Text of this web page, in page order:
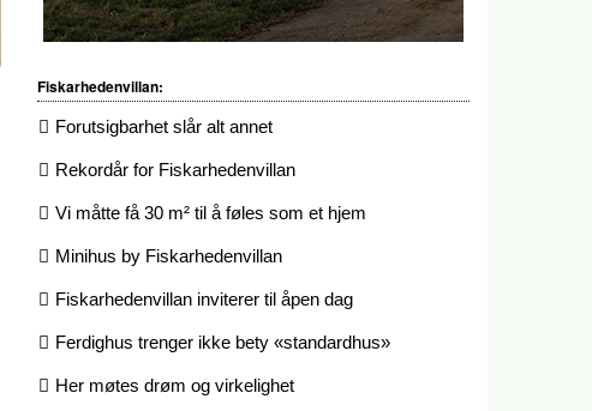
Fiskarhedenvillan:
Forutsigbarhet slår alt annet
Rekordår for Fiskarhedenvillan
Vi måtte få 30 m² til å føles som et hjem
Minihus by Fiskarhedenvillan
Fiskarhedenvillan inviterer til åpen dag
Ferdighus trenger ikke bety «standardhus»
Her møtes drøm og virkelighet